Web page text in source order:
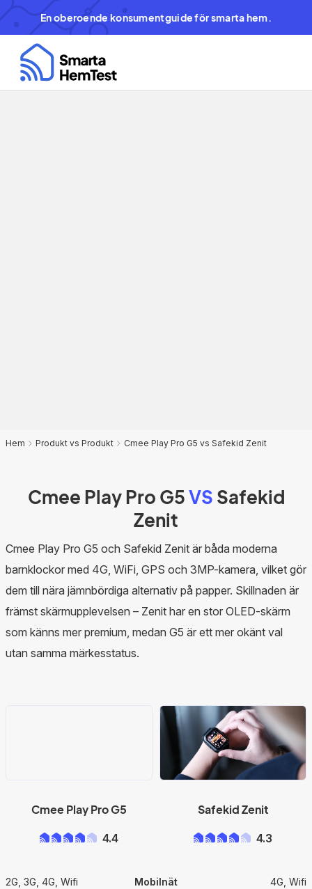
En oberoende konsumentguide för smarta hem.
Hem Produkt vs Produkt Cmee Play Pro G5 vs Safekid Zenit
Cmee Play Pro G5VS Safekid
Zenit
Cmee Play Pro G5 och Safekid Zenit är båda moderna
barnklockor med 4G, WiFi, GPS och 3MP-kamera, vilket gör
dem till nära jämnbördiga alternativ på papper. Skillnaden är
främst skärmupplevelsen – Zenit har en stor OLED-skärm
som känns mer premium, medan G5 är ett mer okänt val
utan samma märkesstatus.
Cmee Play Pro G5
4.4
Safekid Zenit
4.3
2G, 3G, 4G, Wifi Mobilnät 4G, Wifi